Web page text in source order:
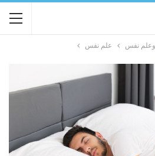
وعلم نفس علم نفس